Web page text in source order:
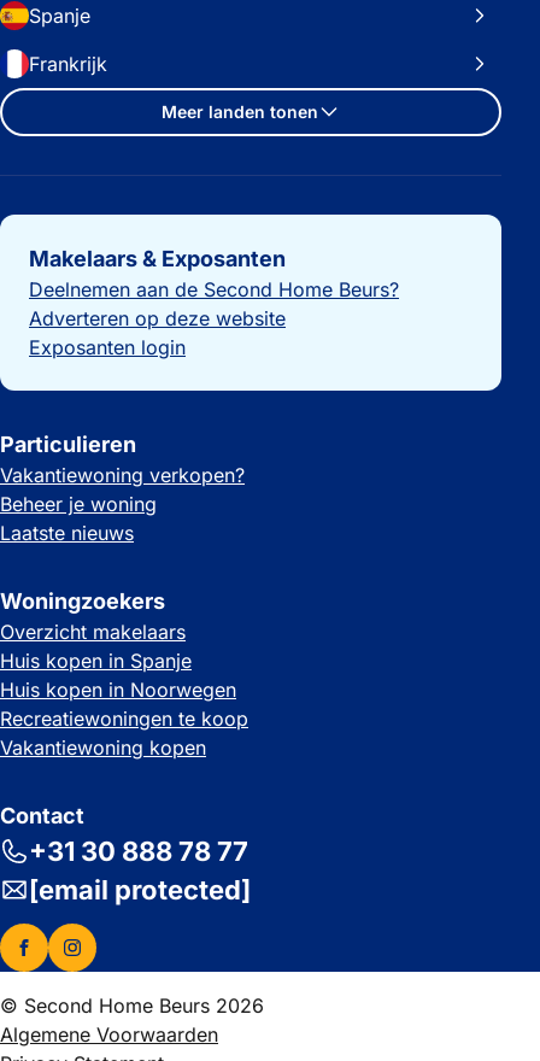
Spanje
Frankrijk
Meer landen tonen
Belangrijke links
Makelaars & Exposanten
Deelnemen aan de Second Home Beurs?
Adverteren op deze website
Exposanten login
Particulieren
Vakantiewoning verkopen?
Beheer je woning
Laatste nieuws
Woningzoekers
Overzicht makelaars
Huis kopen in Spanje
Huis kopen in Noorwegen
Recreatiewoningen te koop
Vakantiewoning kopen
Contact
+31 30 888 78 77
[email protected]
© Second Home Beurs 2026
Algemene Voorwaarden